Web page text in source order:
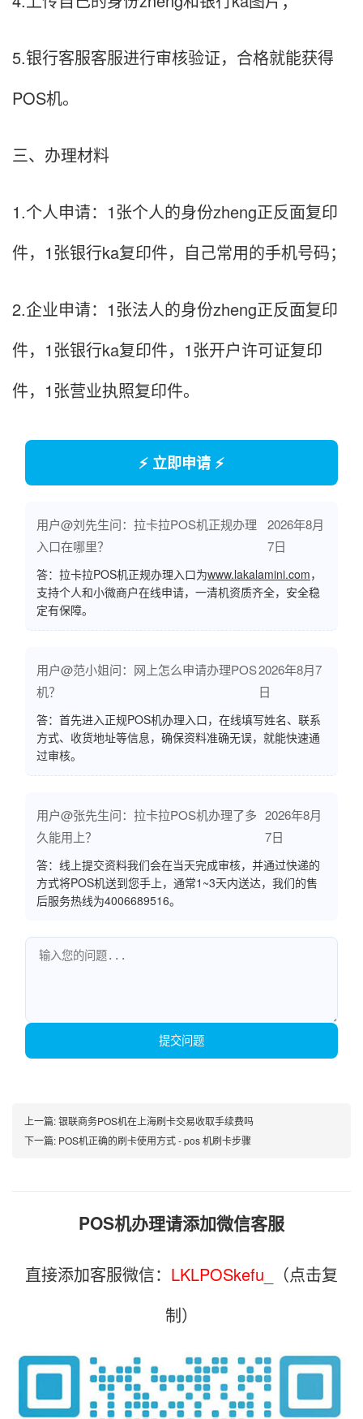
5.银行客服客服进行审核验证，合格就能获得
POS机。
三、办理材料
1.个人申请：1张个人的身份zheng正反面复印
件，1张银行ka复印件，自己常用的手机号码；
2.企业申请：1张法人的身份zheng正反面复印
件，1张银行ka复印件，1张开户许可证复印
件，1张营业执照复印件。
⚡ 立即申请 ⚡
用户@刘先生问：拉卡拉POS机正规办理
入口在哪里？
2026年8月
7日
答：拉卡拉POS机正规办理入口为www.lakalamini.com，
支持个人和小微商户在线申请，一清机资质齐全，安全稳
定有保障。
用户@范小姐问：网上怎么申请办理POS
机？
2026年8月7
日
答：首先进入正规POS机办理入口，在线填写姓名、联系
方式、收货地址等信息，确保资料准确无误，就能快速通
过审核。
用户@张先生问：拉卡拉POS机办理了多
久能用上？
2026年8月
7日
答：线上提交资料我们会在当天完成审核，并通过快递的
方式将POS机送到您手上，通常1~3天内送达，我们的售
后服务热线为4006689516。
提交问题
上一篇:银联商务POS机在上海刷卡交易收取手续费吗
下一篇: POS机正确的刷卡使用方式 - pos 机刷卡步骤
POS机办理请添加微信客服
直接添加客服微信： LKLPOSkefu_
（点击复
制）